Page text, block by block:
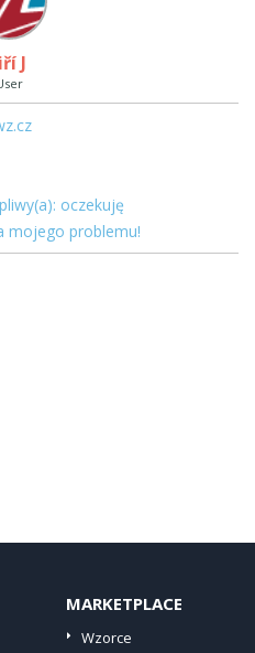
J
oczekuję
mojego problemu!
MARKETPLACE
Wzorce